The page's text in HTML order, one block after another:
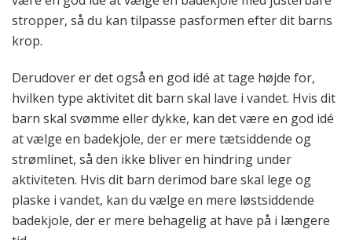
stropper, så du kan tilpasse pasformen efter dit barns
krop.
Derudover er det også en god idé at tage højde for,
hvilken type aktivitet dit barn skal lave i vandet. Hvis dit
barn skal svømme eller dykke, kan det være en god idé
at vælge en badekjole, der er mere tætsiddende og
strømlinet, så den ikke bliver en hindring under
aktiviteten. Hvis dit barn derimod bare skal lege og
plaske i vandet, kan du vælge en mere løstsiddende
badekjole, der er mere behagelig at have på i længere